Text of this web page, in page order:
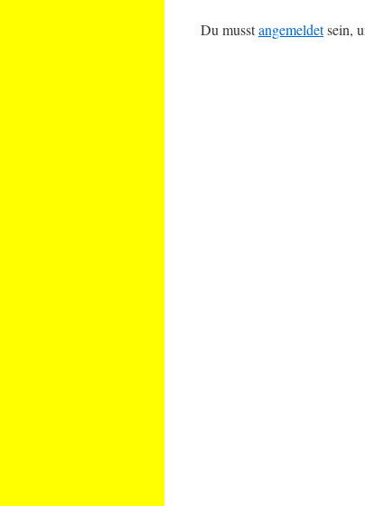
Du musstangemeldetsein,